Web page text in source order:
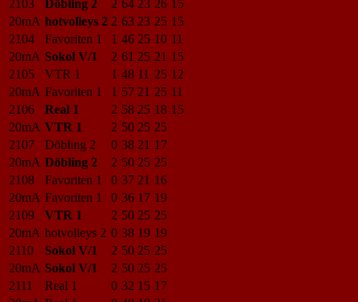
2103
Döbling 2 2 64 23 26 15
20mA hotvolleys 2 2 63 23 25 15
2104
Favoriten 1 1 46 25 10 11
20mA Sokol V/1 2 61 25 21 15
2105
VTR 1 1 48 11 25 12
20mA Favoriten 1 1 57 21 25 11
2106
Real 1 2 58 25 18 15
20mA VTR 1 2 50 25 25
2107
Döbling 2 0 38 21 17
20mA Döbling 2 2 50 25 25
2108
Favoriten 1 0 37 21 16
20mA Favoriten 1 0 36 17 19
2109
VTR 1 2 50 25 25
20mA hotvolleys 2 0 38 19 19
2110
Sokol V/1 2 50 25 25
20mA Sokol V/1 2 50 25 25
2111
Real 1 0 32 15 17